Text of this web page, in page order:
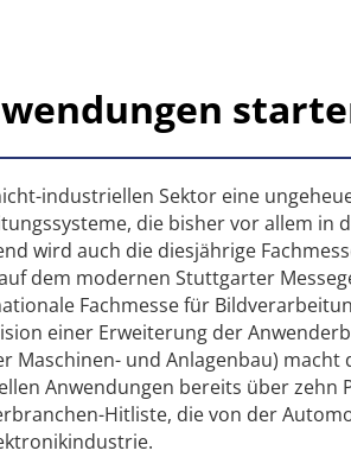
industriellen Sektor eine
die bisher vor allem in
wird auch die diesjährige
dem modernen Stuttgarter
Fachmesse für
einer Erweiterung der
Maschinen- und Anlagenbau) macht
Anwendungen bereits über zehn
Hitliste, die von der